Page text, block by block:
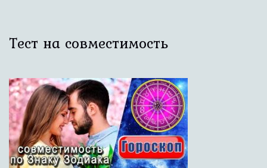
Тест на совместимость